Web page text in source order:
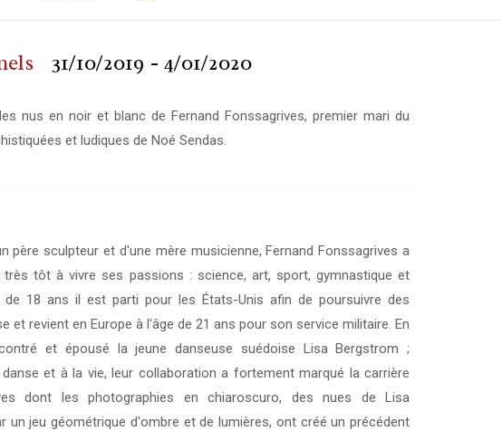
31/10/2019 - 4/01/2020
nus en noir et blanc de Fernand Fonssagrives, premier mari du
et ludiques de Noé Sendas.
père sculpteur et d'une mère musicienne, Fernand Fonssagrives a
très tôt à vivre ses passions : science, art, sport, gymnastique et
de 18 ans il est parti pour les États-Unis afin de poursuivre des
et revient en Europe à l'âge de 21 ans pour son service militaire. En
et épousé la jeune danseuse suédoise Lisa Bergstrom ;
et à la vie, leur collaboration a fortement marqué la carrière
dont les photographies en chiaroscuro, des nues de Lisa
un jeu géométrique d'ombre et de lumières, ont créé un précédent